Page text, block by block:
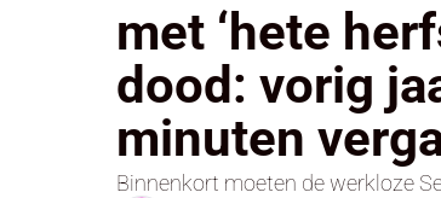
met ‘hete
dood: vorig
minuten
Binnenkort moeten de werkloze